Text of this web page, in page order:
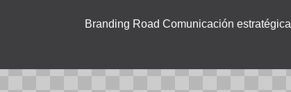
Branding Road Comunicación estratégica